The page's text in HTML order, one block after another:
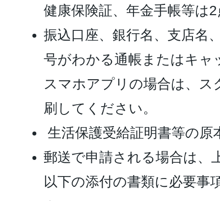
健康保険証、年金手帳等は
振込口座、銀行名、支店名
号がわかる通帳またはキャ
スマホアプリの場合は、
刷してください。
生活保護受給証明書等の原
郵送で申請される場合は、
以下の添付の書類に必要事